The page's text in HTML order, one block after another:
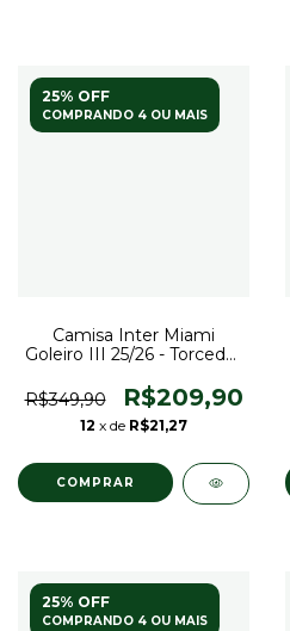
25% OFF
COMPRANDO 4 OU MAIS
Camisa Inter Miami
Goleiro III 25/26 - Torcedor
Amarela
R$349,90 R$209,90
12 x de R$21,27
COMPRAR
25% OFF
COMPRANDO 4 OU MAIS